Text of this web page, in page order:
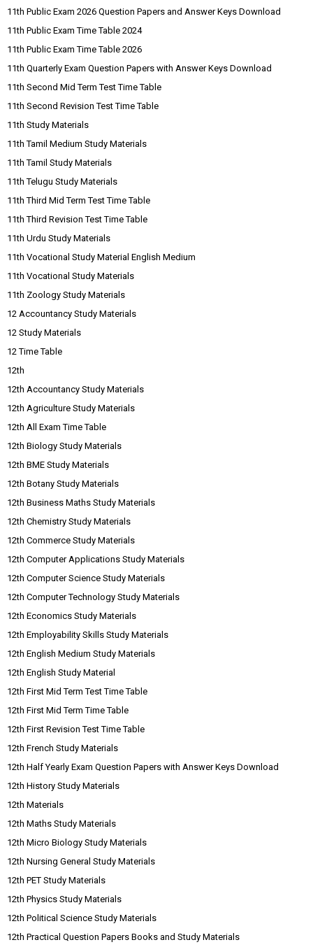
11th Public Exam 2026 Question Papers and Answer Keys Download
11th Public Exam Time Table 2024
11th Public Exam Time Table 2026
11th Quarterly Exam Question Papers with Answer Keys Download
11th Second Mid Term Test Time Table
11th Second Revision Test Time Table
11th Study Materials
11th Tamil Medium Study Materials
11th Tamil Study Materials
11th Telugu Study Materials
11th Third Mid Term Test Time Table
11th Third Revision Test Time Table
11th Urdu Study Materials
11th Vocational Study Material English Medium
11th Vocational Study Materials
11th Zoology Study Materials
12 Accountancy Study Materials
12 Study Materials
12 Time Table
12th
12th Accountancy Study Materials
12th Agriculture Study Materials
12th All Exam Time Table
12th Biology Study Materials
12th BME Study Materials
12th Botany Study Materials
12th Business Maths Study Materials
12th Chemistry Study Materials
12th Commerce Study Materials
12th Computer Applications Study Materials
12th Computer Science Study Materials
12th Computer Technology Study Materials
12th Economics Study Materials
12th Employability Skills Study Materials
12th English Medium Study Materials
12th English Study Material
12th First Mid Term Test Time Table
12th First Mid Term Time Table
12th First Revision Test Time Table
12th French Study Materials
12th Half Yearly Exam Question Papers with Answer Keys Download
12th History Study Materials
12th Materials
12th Maths Study Materials
12th Micro Biology Study Materials
12th Nursing General Study Materials
12th PET Study Materials
12th Physics Study Materials
12th Political Science Study Materials
12th Practical Question Papers Books and Study Materials